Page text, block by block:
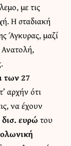
με τις
Η σταδιακή
Άγκυρας, μαζί
Ανατολή,
των 27
αρχήν ότι
να έχουν
ευρώ του